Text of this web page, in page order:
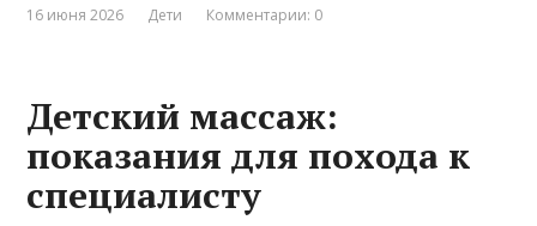
16 июня 2026 Дети Комментарии: 0
Детский массаж:
показания для похода к
специалисту